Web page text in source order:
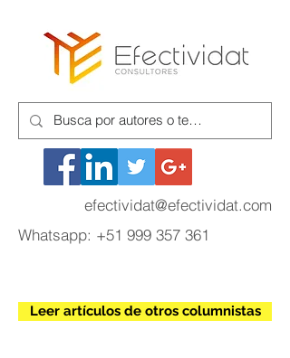
efectividat@efectividat.com
Whatsapp: +51 999 357 361
Leer artículos de otros columnistas